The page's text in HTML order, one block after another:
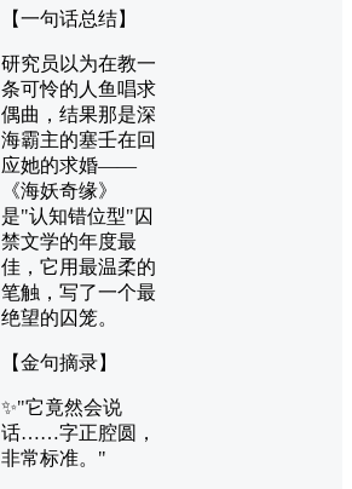
【一句话总结】
研究员以为在教一
条可怜的人鱼唱求
偶曲，结果那是深
海霸主的塞壬在回
应她的求婚——
《海妖奇缘》
是"认知错位型"囚
禁文学的年度最
佳，它用最温柔的
笔触，写了一个最
绝望的囚笼。
【金句摘录】
✨"它竟然会说
话……字正腔圆，
非常标准。"